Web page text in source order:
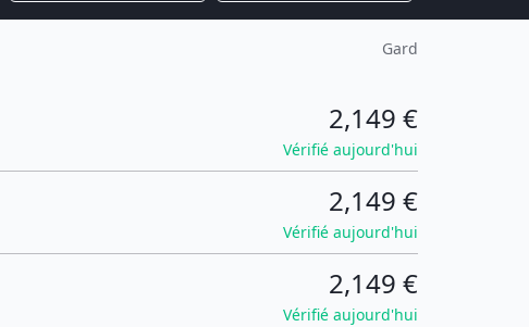
Gard
2,149 €
Vérifié aujourd'hui
2,149 €
Vérifié aujourd'hui
2,149 €
Vérifié aujourd'hui